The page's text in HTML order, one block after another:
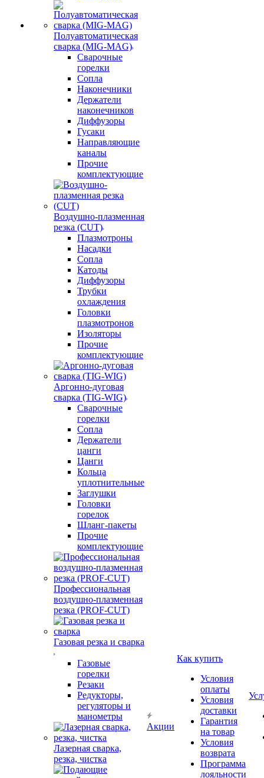
Полуавтоматическая
сварка (MIG-MAG)
Сварочные
горелки
Сопла
Наконечники
Держатели
наконечников
Диффузоры
Гусаки
Направляющие
каналы
Прочие
комплектующие
Воздушно-плазменная
резка (CUT)
Плазмотроны
Насадки
Сопла
Катоды
Диффузоры
Трубки
охлаждения
Головки
плазмотронов
Изоляторы
Прочие
комплектующие
Аргонно-дуговая
сварка (TIG-WIG)
Сварочные
горелки
Сопла
Держатели
цанги
Цанги
Кольца
уплотнительные
Заглушки
Головки
горелок
Шланг-пакеты
Прочие
комплектующие
Профессиональная
воздушно-плазменная
резка (PROF-CUT)
Газовая резка и сварка
Газовые
горелки
Резаки
Редукторы,
регуляторы и
манометры
Лазерная сварка,
резка, чистка
Акции
Как купить
Условия
оплаты
Условия
доставки
Гарантия
на товар
Условия
возврата
Программа
лояльности